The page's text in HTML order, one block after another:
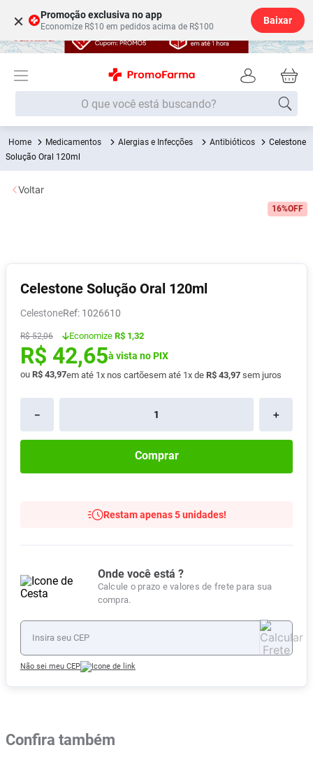
× Promoção exclusiva no app
Economize R$10 em pedidos acima de R$100
Baixar
O que você está buscando?
Medicamentos Alergias e Infecções Antibióticos
Celestone
Solução Oral 120ml
16%OFF
Celestone Solução Oral 120ml
Celestone : 1026610
R$ 52,06 Economize R$ 1,32
R$ 42,65à vista no PIX
ou R$ 43,97em até 1x nos cartõesem até 1x de R$ 43,97 sem juros
＋
－
Comprar
Restam apenas 5 unidades!
Onde você está ?
Calcule o prazo e valores de frete para sua
compra.
Não sei meu CEP
Voltar
Confira também
Termos mais buscados
1º Fralda
2
5º Fralda G
6º Desodorante
7º Shampoo
8º Pampers Confort Sec
9 Vitamina D
10º Soro Fisiológico